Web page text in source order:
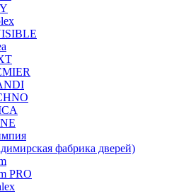
фабрика дверей)
PRO